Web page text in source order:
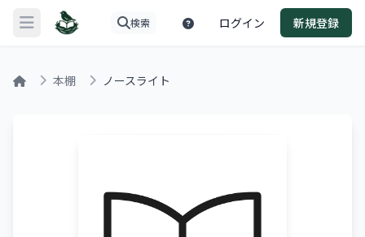
メニューを開く 検索 ログイン 新規登録
本棚 ノースライト